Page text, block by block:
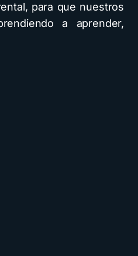
para que nuestros
a aprender,